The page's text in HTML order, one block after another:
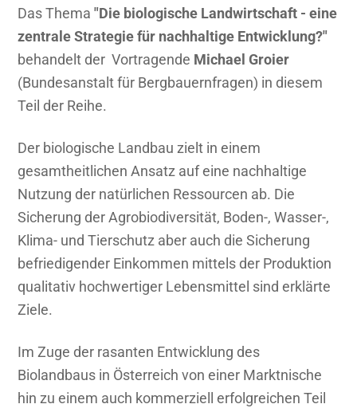
eine
zentrale
Strategie
für
nachhaltige
Das Thema"Die biologische Landwirtschaft - eine
zentrale Strategie für nachhaltige Entwicklung?"
behandelt der Vortragende Michael Groier
(Bundesanstalt für Bergbauernfragen) in diesem
Teil der Reihe.
Der biologische Landbau zielt in einem
gesamtheitlichen Ansatz auf eine nachhaltige
Nutzung der natürlichen Ressourcen ab. Die
Sicherung der Agrobiodiversität, Boden-, Wasser-,
Klima- und Tierschutz aber auch die Sicherung
befriedigender Einkommen mittels der Produktion
qualitativ hochwertiger Lebensmittel sind erklärte
Ziele.
Im Zuge der rasanten Entwicklung des
Biolandbaus in Österreich von einer Marktnische
hin zu einem auch kommerziell erfolgreichen Teil